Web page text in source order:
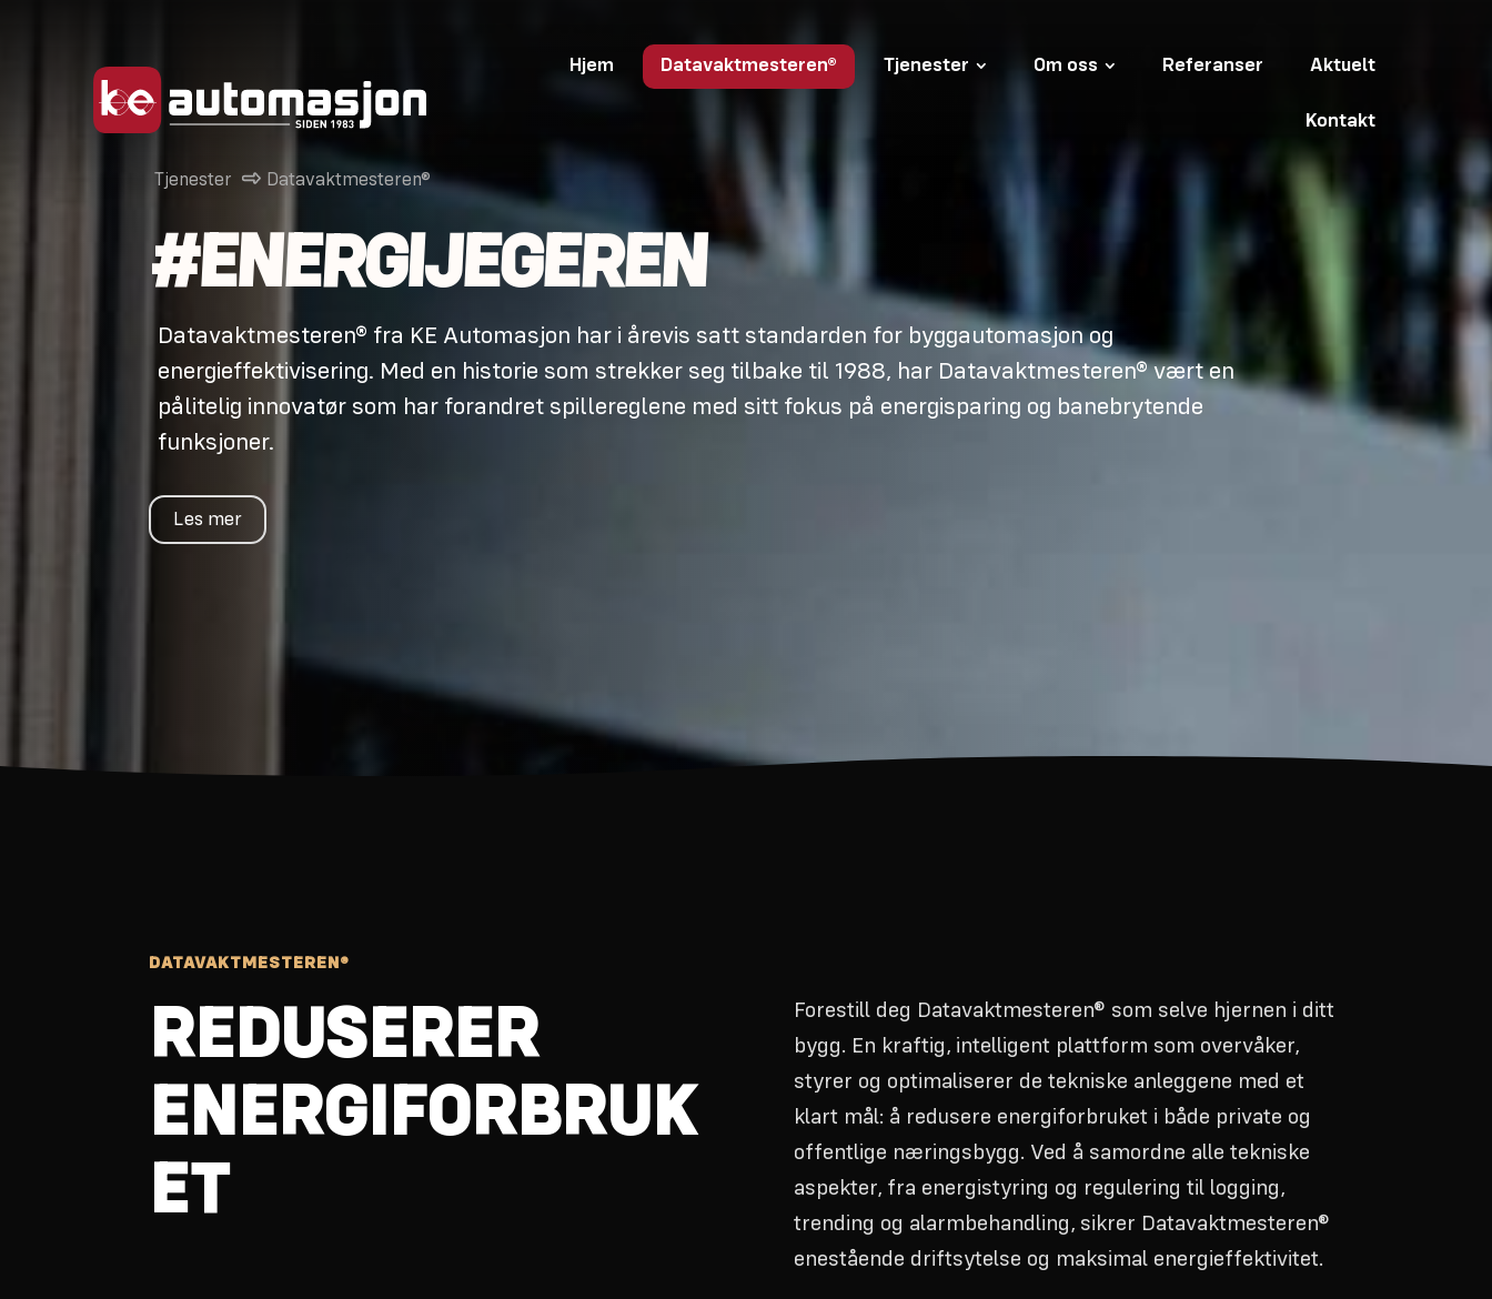
Hjem Datavaktmesteren® Tjenester Om oss Referanser Aktuelt
Kontakt
Tjenester Datavaktmesteren®
#ENERGIJEGEREN
Datavaktmesteren® fra KE Automasjon har i årevis satt standarden for byggautomasjon og
energieffektivisering. Med en historie som strekker seg tilbake til 1988, har Datavaktmesteren® vært en
pålitelig innovatør som har forandret spillereglene med sitt fokus på energisparing og banebrytende
funksjoner.
Les mer
DATAVAKTMESTEREN®
REDUSERER
ENERGIFORBRUK
ET
Forestill deg Datavaktmesteren® som selve hjernen i ditt
bygg. En kraftig, intelligent plattform som overvåker,
styrer og optimaliserer de tekniske anleggene med et
klart mål: å redusere energiforbruket i både private og
offentlige næringsbygg. Ved å samordne alle tekniske
aspekter, fra energistyring og regulering til logging,
trending og alarmbehandling, sikrer Datavaktmesteren®
enestående driftsytelse og maksimal energieffektivitet.